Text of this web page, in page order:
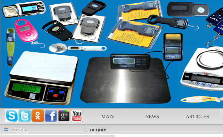
MAIN NEWS ARTICLES
pages Акции!